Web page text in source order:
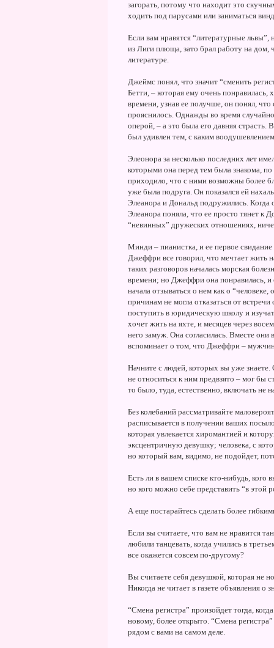
загорать, потому что находит это
ходить под парусами или заниматься
Если вам нравятся “литературные львы”,
из Лиги плюща, зато брал работу на дом,
литературе.
Джеймс понял, что значит “сменить
Бетти, – которая ему очень понравилась,
времени, узнав ее получше, он понял,
прояснилось. Однажды во время
оперой, – а это была его давняя
был удивлен тем, с каким
Элеонора за несколько последних лет
которыми она перед тем была знакома,
приходило, что с ними возможны более
уже была подруга. Он показался ей
Элеанора и Дональд подружились.
Элеанора поняла, что ее просто тянет к
“невинных” дружеских отношениях,
Минди – пианистка, и ее первое
Джеффри все говорил, что мечтает жить
таких разговоров началась морская
времени; но Джеффри она понравилась, и
начала отзываться о нем как о
причинам не могла отказаться от
поступить в юридическую школу и
хочет жить на яхте, и месяцев через
него замуж. Она согласилась. Вместе
вспоминает о том, что Джеффри –
Начните с людей, которых вы уже знаете.
не относиться к ним предвзято – мог бы
то было, туда, естественно, включать не
Без колебаний рассматривайте
расписывается в получении ваших
которая увлекается хиромантией и
эксцентричную девушку; человека, с
но который вам, видимо, не подойдет,
Есть ли в вашем списке кто-нибудь, кого
но кого можно себе представить “в этой
А еще постарайтесь сделать более
Если вы считаете, что вам не нравится
любили танцевать, когда учились в
все окажется совсем по-другому?
Вы считаете себя девушкой, которая не
Никогда не читает в газете объявления о
“Смена регистра” произойдет тогда,
новому, более открыто. “Смена
рядом с вами на самом деле.